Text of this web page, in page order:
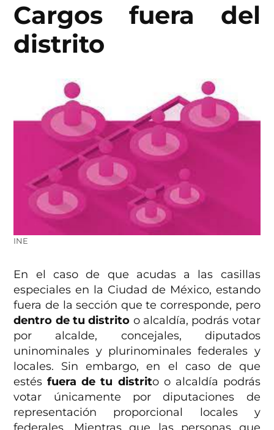
Cargos fuera del
distrito
INE
En el caso de que acudas a las casillas
especiales en la Ciudad de México, estando
fuera de la sección que te corresponde, pero
dentro de tu distrito o alcaldía, podrás votar
por alcalde, concejales, diputados
uninominales y plurinominales federales y
locales. Sin embargo, en el caso de que
estés fuera de tu distrito o alcaldía podrás
votar únicamente por diputaciones de
representación proporcional locales y